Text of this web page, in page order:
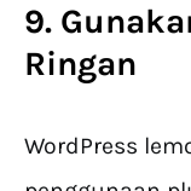
9.
Ringan
WordPress